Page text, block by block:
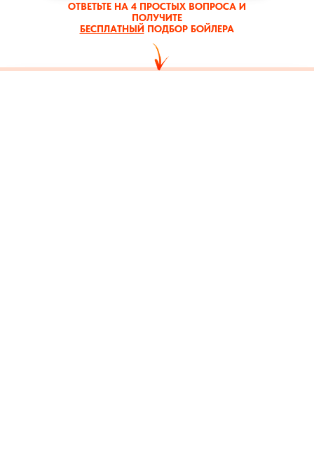
ОТВЕТЬТЕ НА 4 ПРОСТЫХ ВОПРОСА И
ПОЛУЧИТЕ
БЕСПЛАТНЫЙ ПОДБОР БОЙЛЕРА